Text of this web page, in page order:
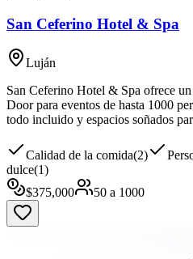
San Ceferino Hotel & Spa
Luján
San Ceferino Hotel & Spa ofrece
Door para eventos de hasta 1000
todo incluido y espacios soñados
Calidad de la comida(2)
dulce(1)
$375,000 50 a 1000